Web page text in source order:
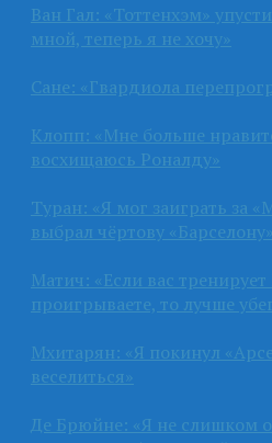
Ван Гал: «Тоттенхэм»
мной, теперь я не хочу»
Сане: «Гвардиола
Клопп: «Мне больше
восхищаюсь Роналду»
Туран: «Я мог заиграть за
выбрал чёртову «Барселону»
Матич: «Если вас
проигрываете, то лучше
Мхитарян: «Я покинул
веселиться»
Де Брюйне: «Я не слишком